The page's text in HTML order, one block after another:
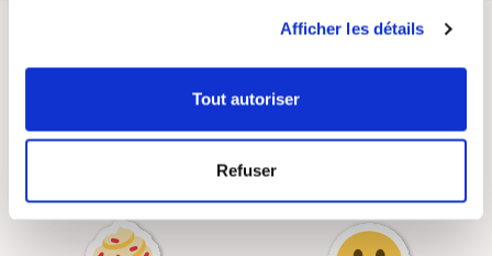
Afficher les détails
Tout autoriser
Refuser
SUIVIE
SÉCURISÉ